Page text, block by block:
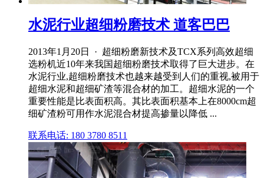
水泥行业超细粉磨技术 道客巴巴
2013年1月20日 · 超细粉磨新技术及TCX系列高效超细
选粉机近10年来我国超细粉磨技术取得了巨大进步。在
水泥行业,超细粉磨技术也越来越受到人们的重视,被用于
超细水泥和超细矿渣等混合材的加工。超细水泥的一个
重要性能是比表面积高。其比表面积基本上在8000cm超
细矿渣粉可用作水泥混合材提高掺量以降低 ...
联系电话: 180 3780 8511